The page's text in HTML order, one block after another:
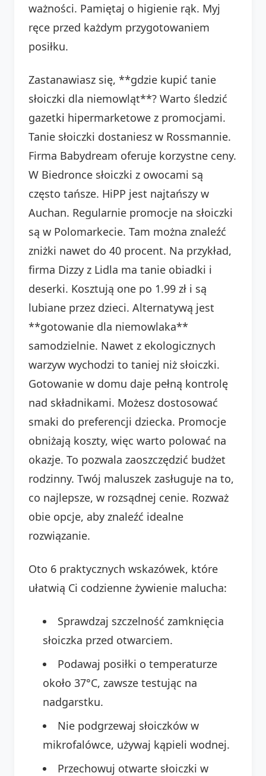
ważności. Pamiętaj o higienie rąk. Myj
ręce przed każdym przygotowaniem
posiłku.
Zastanawiasz się, **gdzie kupić tanie
słoiczki dla niemowląt**? Warto śledzić
gazetki hipermarketowe z promocjami.
Tanie słoiczki dostaniesz w Rossmannie.
Firma Babydream oferuje korzystne ceny.
W Biedronce słoiczki z owocami są
często tańsze. HiPP jest najtańszy w
Auchan. Regularnie promocje na słoiczki
są w Polomarkecie. Tam można znaleźć
zniżki nawet do 40 procent. Na przykład,
firma Dizzy z Lidla ma tanie obiadki i
deserki. Kosztują one po 1.99 zł i są
lubiane przez dzieci. Alternatywą jest
**gotowanie dla niemowlaka**
samodzielnie. Nawet z ekologicznych
warzyw wychodzi to taniej niż słoiczki.
Gotowanie w domu daje pełną kontrolę
nad składnikami. Możesz dostosować
smaki do preferencji dziecka. Promocje
obniżają koszty, więc warto polować na
okazje. To pozwala zaoszczędzić budżet
rodzinny. Twój maluszek zasługuje na to,
co najlepsze, w rozsądnej cenie. Rozważ
obie opcje, aby znaleźć idealne
rozwiązanie.
Oto 6 praktycznych wskazówek, które
ułatwią Ci codzienne żywienie malucha:
Sprawdzaj szczelność zamknięcia
słoiczka przed otwarciem.
Podawaj posiłki o temperaturze
około 37°C, zawsze testując na
nadgarstku.
Nie podgrzewaj słoiczków w
mikrofalówce, używaj kąpieli wodnej.
Przechowuj otwarte słoiczki w